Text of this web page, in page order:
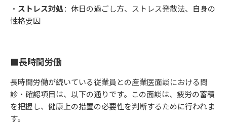
・ ストレス対処：休日の過ごし方、ストレス発散法、自身の
性格要因
■長時間労働
長時間労働が続いている従業員との産業医面談における問
診・確認項目は、以下の通りです。この面談は、疲労の蓄積
を把握し、健康上の措置の必要性を判断するために行われま
す。